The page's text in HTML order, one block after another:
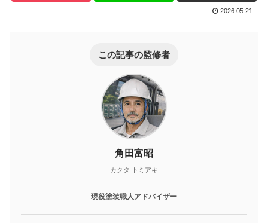
2026.05.21
この記事の監修者
角田富昭
カクタ トミアキ
現役塗装職人アドバイザー